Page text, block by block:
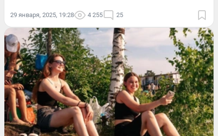
29 января, 2025, 19:28 4 255 25